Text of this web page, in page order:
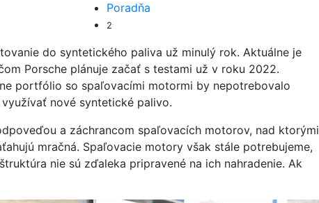
Poradňa
2
do syntetického paliva už minulý rok. Aktuálne je
Porsche plánuje začať s testami už v roku 2022.
portfólio so spaľovacími motormi by nepotrebovalo
nové syntetické palivo.
a záchrancom spaľovacích motorov, nad ktorými
mračná. Spaľovacie motory však stále potrebujeme,
nie sú zďaleka pripravené na ich nahradenie. Ak